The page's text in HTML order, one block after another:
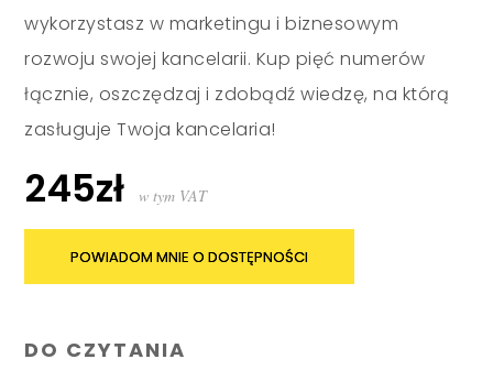
wykorzystasz w marketingu i biznesowym
rozwoju swojej kancelarii. Kup pięć numerów
łącznie, oszczędzaj i zdobądź wiedzę, na którą
zasługuje Twoja kancelaria!
245zł w tym VAT
POWIADOM MNIE O DOSTĘPNOŚCI
DO CZYTANIA